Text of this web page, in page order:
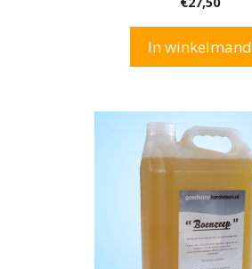
5
In winkelmand